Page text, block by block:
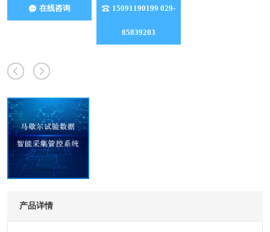
在线咨询 15091190199 029-
85839203
产品详情